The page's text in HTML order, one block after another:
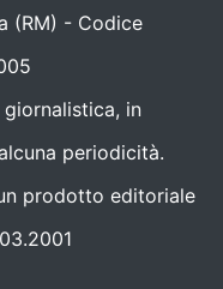
(RM) - Codice
in
periodicità.
prodotto editoriale